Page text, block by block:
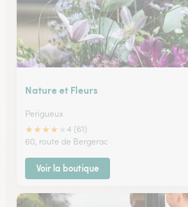
Nature et Fleurs
Perigueux
★★★★
4 (61)
60, route de Bergerac
Voir la boutique